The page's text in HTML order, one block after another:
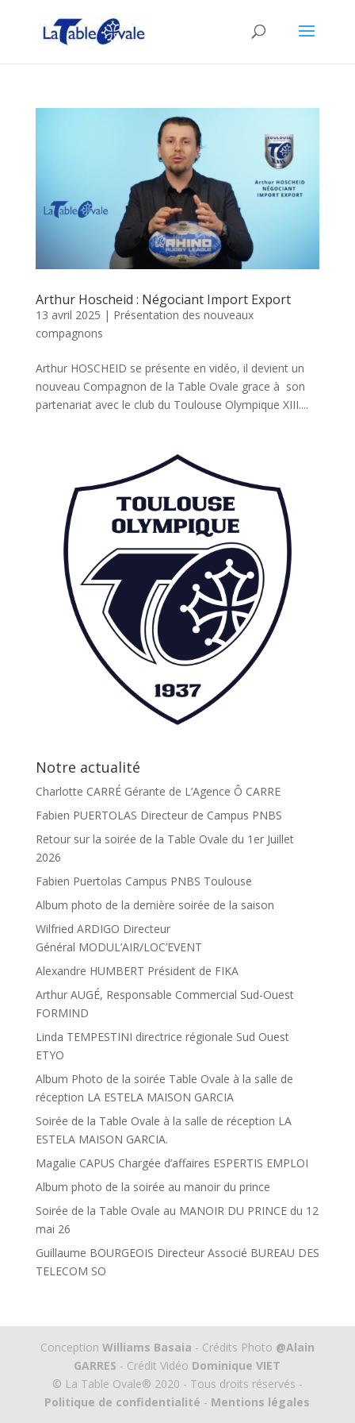
Arthur Hoscheid : Négociant Import Export
13 avril 2025 | Présentation des nouveaux
compagnons
Arthur HOSCHEID se présente en vidéo, il devient un
nouveau Compagnon de la Table Ovale grace à son
partenariat avec le club du Toulouse Olympique XIII....
Notre actualité
Charlotte CARRÉ Gérante de L’Agence Ô CARRE
Fabien PUERTOLAS Directeur de Campus PNBS
Retour sur la soirée de la Table Ovale du 1er Juillet
2026
Fabien Puertolas Campus PNBS Toulouse
Album photo de la dernière soirée de la saison
Wilfried ARDIGO Directeur
Général MODUL’AIR/LOC’EVENT
Alexandre HUMBERT Président de FIKA
Arthur AUGÉ, Responsable Commercial Sud-Ouest
FORMIND
Linda TEMPESTINI directrice régionale Sud Ouest
ETYO
Album Photo de la soirée Table Ovale à la salle de
réception LA ESTELA MAISON GARCIA
Soirée de la Table Ovale à la salle de réception LA
ESTELA MAISON GARCIA.
Magalie CAPUS Chargée d’affaires ESPERTIS EMPLOI
Album photo de la soirée au manoir du prince
Soirée de la Table Ovale au MANOIR DU PRINCE du 12
mai 26
Guillaume BOURGEOIS Directeur Associé BUREAU DES
TELECOM SO
Conception Williams Basaia - Crédits Photo @Alain
GARRES - Crédit Vidéo Dominique VIET
© La Table Ovale® 2020 - Tous droits réservés -
Politique de confidentialité - Mentions légales